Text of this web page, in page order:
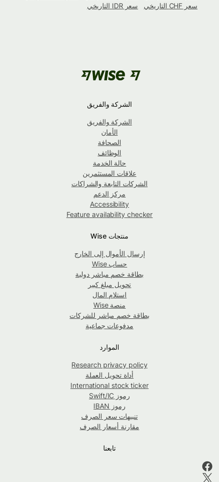
سعر CHF التاريخي
سعر IDR التاريخي
الشركة والفريق
الشركة والفريق
الأمان
الصحافة
الوظائف
حالة الخدمة
علاقات المستثمرين
الشركات التابعة والشراكات
مركز الدعم
Accessibility
Feature availability checker
منتجات Wise
إرسال الأموال إلى الخارج
حساب Wise
بطاقة خصم مباشر دولية
تحويل مبلغ كبير
استلام المال
منصة Wise
بطاقة خصم مباشر للشركات
مدفوعات جماعية
الموارد
Research privacy policy
أداة تحويل العملة
International stock ticker
رموز Swift/IC
رموز IBAN
تنبيهات سعر الصرف
مقارنة أسعار الصرف
تابعنا